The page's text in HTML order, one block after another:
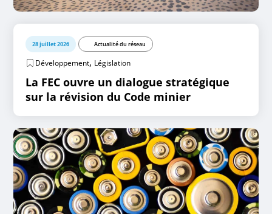
28 juillet 2026 Actualité du réseau
Développement, Législation
La FEC ouvre un dialogue stratégique
sur la révision du Code minier